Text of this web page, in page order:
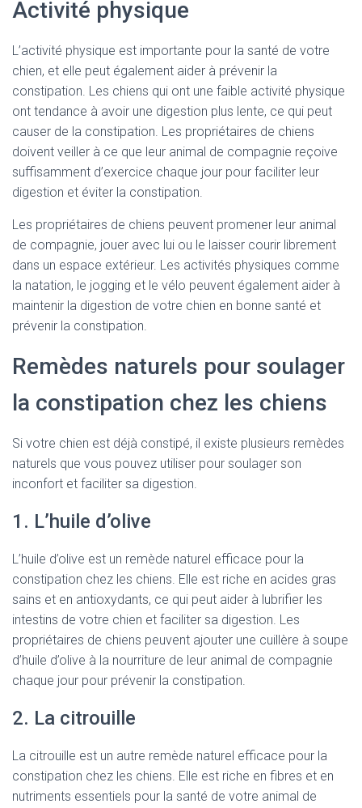
Activité physique
L’activité physique est importante pour la santé de votre
chien, et elle peut également aider à prévenir la
constipation. Les chiens qui ont une faible activité physique
ont tendance à avoir une digestion plus lente, ce qui peut
causer de la constipation. Les propriétaires de chiens
doivent veiller à ce que leur animal de compagnie reçoive
suffisamment d’exercice chaque jour pour faciliter leur
digestion et éviter la constipation.
Les propriétaires de chiens peuvent promener leur animal
de compagnie, jouer avec lui ou le laisser courir librement
dans un espace extérieur. Les activités physiques comme
la natation, le jogging et le vélo peuvent également aider à
maintenir la digestion de votre chien en bonne santé et
prévenir la constipation.
Remèdes naturels pour soulager
la constipation chez les chiens
Si votre chien est déjà constipé, il existe plusieurs remèdes
naturels que vous pouvez utiliser pour soulager son
inconfort et faciliter sa digestion.
1. L’huile d’olive
L’huile d’olive est un remède naturel efficace pour la
constipation chez les chiens. Elle est riche en acides gras
sains et en antioxydants, ce qui peut aider à lubrifier les
intestins de votre chien et faciliter sa digestion. Les
propriétaires de chiens peuvent ajouter une cuillère à soupe
d’huile d’olive à la nourriture de leur animal de compagnie
chaque jour pour prévenir la constipation.
2. La citrouille
La citrouille est un autre remède naturel efficace pour la
constipation chez les chiens. Elle est riche en fibres et en
nutriments essentiels pour la santé de votre animal de